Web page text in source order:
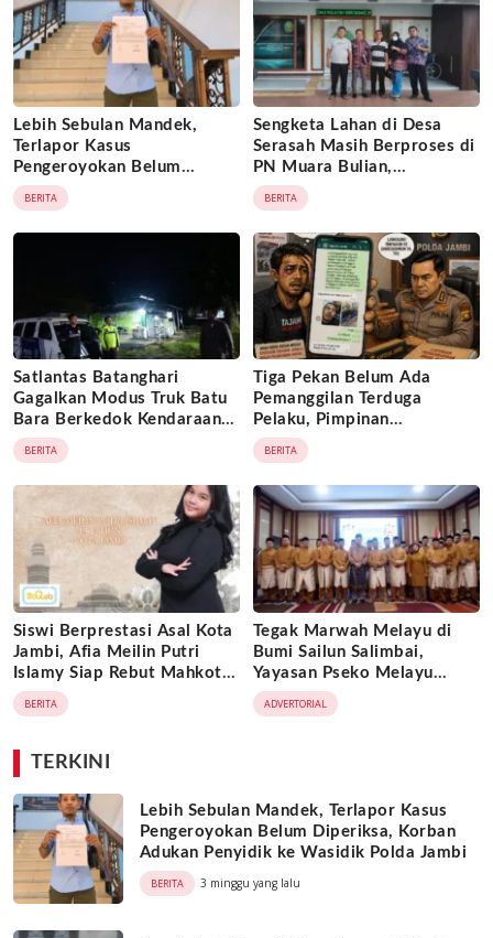
Lebih Sebulan Mandek,
Terlapor Kasus
Pengeroyokan Belum
Diperiksa, Korban Adukan
Penyidik ke Wasidik Polda
Jambi
BERITA
Sengketa Lahan di Desa
Serasah Masih Berproses di
PN Muara Bulian,
Penggugat Minta Kepastian
Hukum atas Kepemilikan
Objek Tanah
BERITA
Satlantas Batanghari
Gagalkan Modus Truk Batu
Bara Berkedok Kendaraan
Ekspedisi, Celah
Pengawasan Diduga
Dimanfaatkan Oknum
BERITA
Tiga Pekan Belum Ada
Pemanggilan Terduga
Pelaku, Pimpinan
Tajam24jam.com Minta
Atensi Langsung Kapolda
Jambi
BERITA
Siswi Berprestasi Asal Kota
Jambi, Afia Meilin Putri
Islamy Siap Rebut Mahkota
Putri Jambi 2026
BERITA
Tegak Marwah Melayu di
Bumi Sailun Salimbai,
Yayasan Pseko Melayu
Jambi Resmi Dikukuhkan:
Satukan Adat, Jaga Warisan
ADVERTORIAL
TERKINI
Lebih Sebulan Mandek, Terlapor Kasus
Pengeroyokan Belum Diperiksa, Korban
Adukan Penyidik ke Wasidik Polda Jambi
BERITA 3 minggu yang lalu